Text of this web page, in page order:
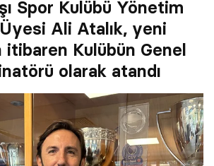
Spor Kulübü Yönetim
Ali Atalık, yeni
itibaren Kulübün Genel
olarak atandı